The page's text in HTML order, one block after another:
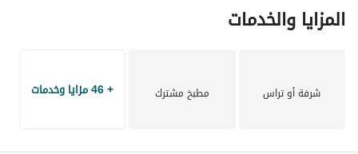
المزايا والخدمات
شرفة أو تراس مطبخ مشترك + 46 مزايا وخدمات